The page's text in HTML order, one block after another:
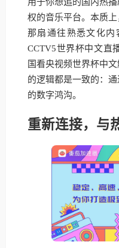
权的音乐平台。本质
那扇通往熟悉文化内
CCTV5世界杯中文直
国看央视频世界杯中
的逻辑都是一致的：
的数字鸿沟。
重新连接，与